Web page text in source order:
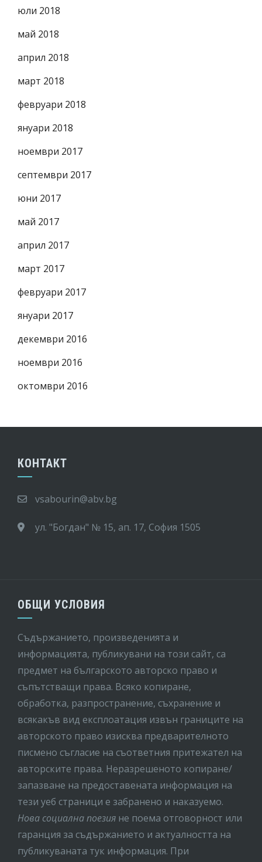
юли 2018
май 2018
април 2018
март 2018
февруари 2018
януари 2018
ноември 2017
септември 2017
юни 2017
май 2017
април 2017
март 2017
февруари 2017
януари 2017
декември 2016
ноември 2016
октомври 2016
КОНТАКТ
vsabourin@abv.bg
ул. "Богдан" № 15, ап. 17, София 1505
ОБЩИ УСЛОВИЯ
Съдържанието, произведенията и
информацията, публикувани на този сайт, са
предмет на бългaрското авторско право и
съпътстващи права. Всяко копиране,
обработка, разпространение, съхранение и
всякакъв вид експлоатация извън границите на
авторското право изисква предварителното
писмено съгласие на съответния притежател на
авторските права. Неразрешеното копиране/
запазване на предоставената информация на
тези уеб страници е забранено и наказуемо.
Нова социална поезия не поема отговорност или
гаранция за съдържанието и актуалността на
публикуваната тук информация. При